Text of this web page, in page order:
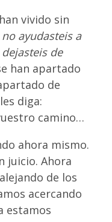
vivido sin
no ayudasteis a
de
han apartado
de
diga:
camino…
ahora mismo.
juicio. Ahora
de los
acercando
estamos